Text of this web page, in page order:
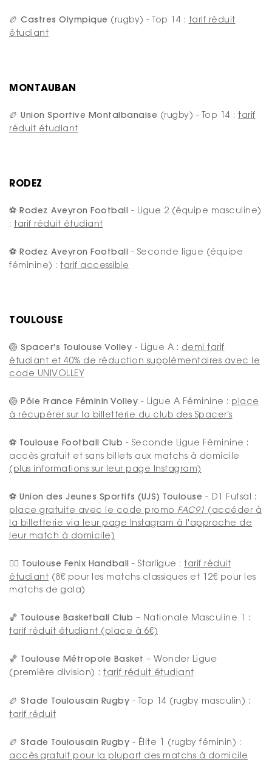
🏉 Castres Olympique (rugby) - Top 14 : tarif réduit
étudiant
MONTAUBAN
🏉 Union Sportive Montalbanaise (rugby) - Top 14 : tarif
réduit étudiant
RODEZ
⚽ Rodez Aveyron Football - Ligue 2 (équipe masculine)
: tarif réduit étudiant
⚽ Rodez Aveyron Football - Seconde ligue (équipe
féminine) : tarif accessible
TOULOUSE
🏐 Spacer's Toulouse Volley - Ligue A : demi tarif
étudiant et 40% de réduction supplémentaires avec le
code UNIVOLLEY
🏐 Pôle France Féminin Volley - Ligue A Féminine : place
à récupérer sur la billetterie du club des Spacer's
⚽ Toulouse Football Club - Seconde Ligue Féminine :
accès gratuit et sans billets aux matchs à domicile
(plus informations sur leur page Instagram)
⚽ Union des Jeunes Sportifs (UJS) Toulouse - D1 Futsal :
place gratuite avec le code promo FAC91 (accéder à
la billetterie via leur page Instagram à l'approche de
leur match à domicile)
🤾‍♂️ Toulouse Fenix Handball - Starligue : tarif réduit
étudiant (8€ pour les matchs classiques et 12€ pour les
matchs de gala)
🏀 Toulouse Basketball Club – Nationale Masculine 1 :
tarif réduit étudiant (place à 6€)
🏀 Toulouse Métropole Basket – Wonder Ligue
(première division) : tarif réduit étudiant
🏉 Stade Toulousain Rugby - Top 14 (rugby masculin) :
tarif réduit
🏉 Stade Toulousain Rugby - Élite 1 (rugby féminin) :
accès gratuit pour la plupart des matchs à domicile